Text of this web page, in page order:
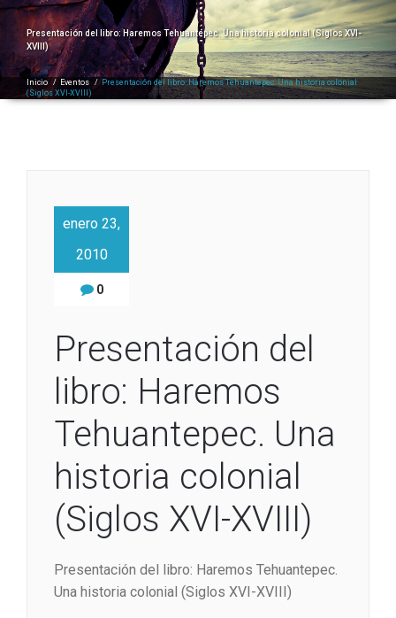
Presentación del libro: Haremos Tehuantepec. Una historia colonial (Siglos XVI-
XVIII)
Inicio / Eventos /Presentación del libro: Haremos Tehuantepec. Una historia colonial
(Siglos XVI-XVIII)
enero 23,
2010
0
Presentación del
libro: Haremos
Tehuantepec. Una
historia colonial
(Siglos XVI-XVIII)
Presentación del libro: Haremos Tehuantepec.
Una historia colonial (Siglos XVI-XVIII)